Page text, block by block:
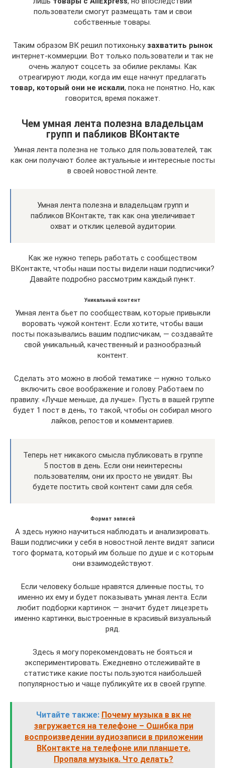
пользователи смогут размещать там и свои
собственные товары.
Таким образом ВК решил потихонькузахватить рынок
интернет-коммерции. Вот только пользователи и так не
очень жалуют соцсеть за обилие рекламы. Как
отреагируют люди, когда им еще начнут предлагать
товар, который они не искали, пока не понятно. Но, как
говорится, время покажет.
Чем умная лента полезна владельцам
групп и пабликов ВКонтакте
Умная лента полезна не только для пользователей, так
как они получают более актуальные и интересные посты
в своей новостной ленте.
Умная лента полезна и владельцам групп и
пабликов ВКонтакте, так как она увеличивает
охват и отклик целевой аудитории.
Как же нужно теперь работать с сообществом
ВКонтакте, чтобы наши посты видели наши подписчики?
Давайте подробно рассмотрим каждый пункт.
Уникальный контент
Умная лента бьет по сообществам, которые привыкли
воровать чужой контент. Если хотите, чтобы ваши
посты показывались вашим подписчикам, — создавайте
свой уникальный, качественный и разнообразный
контент.
Сделать это можно в любой тематике — нужно только
включить свое воображение и голову. Работаем по
правилу: «Лучше меньше, да лучше». Пусть в вашей группе
будет 1 пост в день, то такой, чтобы он собирал много
лайков, репостов и комментариев.
Теперь нет никакого смысла публиковать в группе
5 постов в день. Если они неинтересны
пользователям, они их просто не увидят. Вы
будете постить свой контент сами для себя.
Формат записей
А здесь нужно научиться наблюдать и анализировать.
Ваши подписчики у себя в новостной ленте видят записи
того формата, который им больше по душе и с которым
они взаимодействуют.
Если человеку больше нравятся длинные посты, то
именно их ему и будет показывать умная лента. Если
любит подборки картинок — значит будет лицезреть
именно картинки, выстроенные в красивый визуальный
ряд.
Здесь я могу порекомендовать не бояться и
экспериментировать. Ежедневно отслеживайте в
статистике какие посты пользуются наибольшей
популярностью и чаще публикуйте их в своей группе.
Читайте также: Почему музыка в вк не
загружается на телефоне – Ошибка при
воспроизведении аудиозаписи в приложении
ВКонтакте на телефоне или планшете.
Пропала музыка. Что делать?